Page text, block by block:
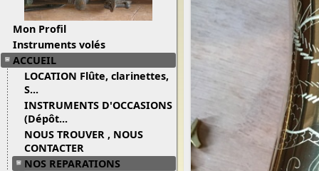
Mon Profil
Instruments volés
ACCUEIL
LOCATION Flûte, clarinettes,
S...
INSTRUMENTS D'OCCASIONS
(Dépôt...
NOUS TROUVER , NOUS
CONTACTER
NOS REPARATIONS